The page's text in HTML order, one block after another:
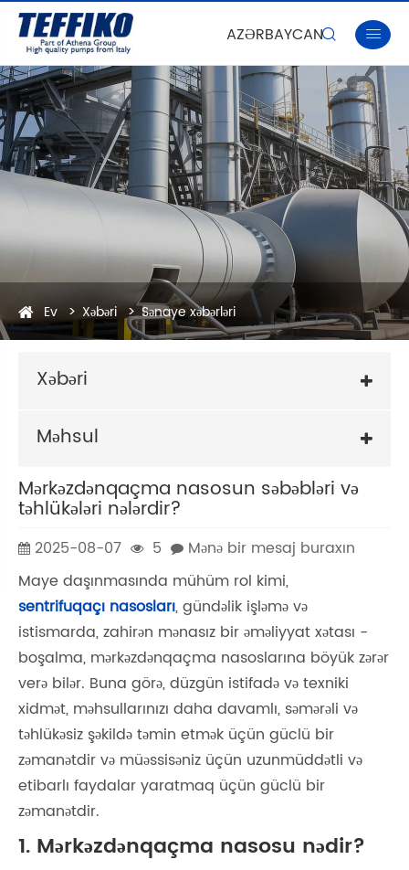
AZƏRBAYCAN 
Ev Xəbəri Sənaye xəbərləri
Xəbəri
Məhsul
Mərkəzdənqaçma nasosun səbəbləri və
təhlükələri nələrdir?
2025-08-07 5
Mənə bir mesaj buraxın
Maye daşınmasında mühüm rol kimi,
sentrifuqaçı nasosları, gündəlik işləmə və
istismarda, zahirən mənasız bir əməliyyat xətası -
boşalma, mərkəzdənqaçma nasoslarına böyük zərər
verə bilər. Buna görə, düzgün istifadə və texniki
xidmət, məhsullarınızı daha davamlı, səmərəli və
təhlükəsiz şəkildə təmin etmək üçün güclü bir
zəmanətdir və müəssisəniz üçün uzunmüddətli və
etibarlı faydalar yaratmaq üçün güclü bir
zəmanətdir.
1. Mərkəzdənqaçma nasosu nədir?